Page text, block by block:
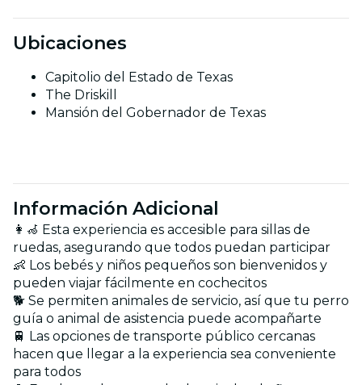
Ubicaciones
Capitolio del Estado de Texas
The Driskill
Mansión del Gobernador de Texas
Información Adicional
👩‍🦽 Esta experiencia es accesible para sillas de
ruedas, asegurando que todos puedan participar
👶 Los bebés y niños pequeños son bienvenidos y
pueden viajar fácilmente en cochecitos
🐕 Se permiten animales de servicio, así que tu perro
guía o animal de asistencia puede acompañarte
🚆 Las opciones de transporte público cercanas
hacen que llegar a la experiencia sea conveniente
para todos